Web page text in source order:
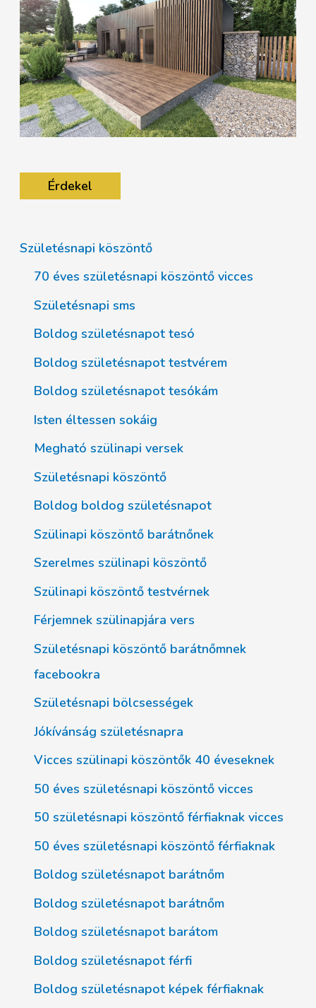
Érdekel
Születésnapi köszöntő
70 éves születésnapi köszöntő vicces
Születésnapi sms
Boldog születésnapot tesó
Boldog születésnapot testvérem
Boldog születésnapot tesókám
Isten éltessen sokáig
Megható szülinapi versek
Születésnapi köszöntő
Boldog boldog születésnapot
Szülinapi köszöntő barátnőnek
Szerelmes szülinapi köszöntő
Szülinapi köszöntő testvérnek
Férjemnek szülinapjára vers
Születésnapi köszöntő barátnőmnek
facebookra
Születésnapi bölcsességek
Jókívánság születésnapra
Vicces szülinapi köszöntők 40 éveseknek
50 éves születésnapi köszöntő vicces
50 születésnapi köszöntő férfiaknak vicces
50 éves születésnapi köszöntő férfiaknak
Boldog születésnapot barátnőm
Boldog születésnapot barátnőm
Boldog születésnapot barátom
Boldog születésnapot férfi
Boldog születésnapot képek férfiaknak